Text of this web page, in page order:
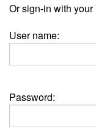
Or sign-in with
User name:
Password: